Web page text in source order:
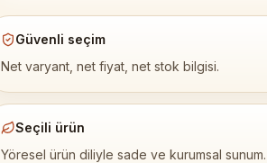
Güvenli seçim
Net varyant, net fiyat, net stok bilgisi.
Seçili ürün
Yöresel ürün diliyle sade ve kurumsal sunum.